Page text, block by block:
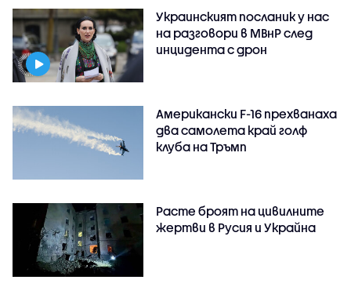
Украинският посланик у нас
на разговори в МВнР след
инцидента с дрон
Американски F-16 прехванаха
два самолета край голф
клуба на Тръмп
Расте броят на цивилните
жертви в Русия и Украйна